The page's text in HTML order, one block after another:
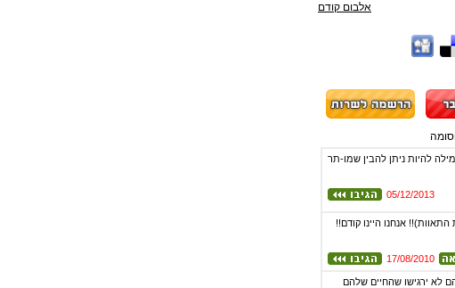
אלבום קודם
להיות ניתן להבין שמו-תר
05/12/2013
אנחנו היינו קודם!!
17/08/2010
לא ירגישו שהחיים שלהם